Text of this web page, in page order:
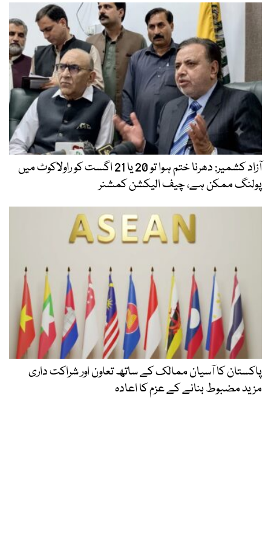
آزاد کشمیر: دھرنا ختم ہوا تو 20 یا 21 اگست کو راولاکوٹ میں
پولنگ ممکن ہے، چیف الیکشن کمشنر
پاکستان کا آسیان ممالک کے ساتھ تعاون اور شراکت داری
مزید مضبوط بنانے کے عزم کا اعادہ